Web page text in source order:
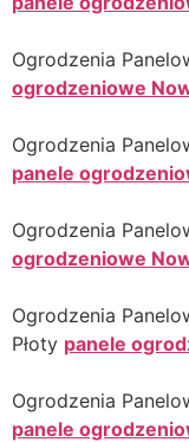
Ogrodzenia
ogrodzeniowe
Ogrodzenia
panele
Ogrodzenia
ogrodzeniowe
Ogrodzenia
Płoty panele
Ogrodzenia
panele